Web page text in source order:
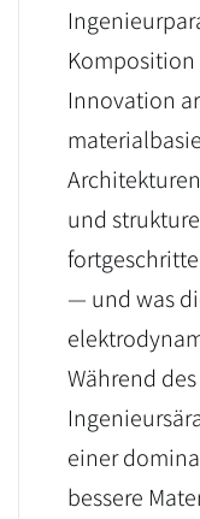
Innovation
und
— und was
Während
einer
bessere